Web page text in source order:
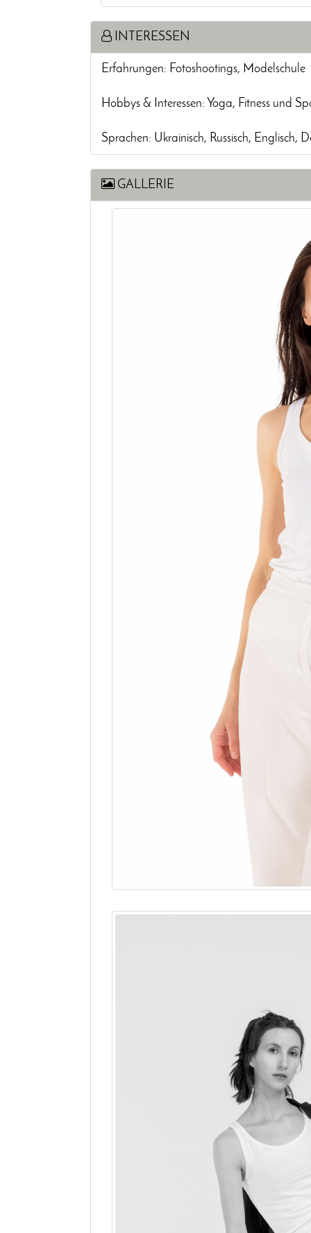
INTERESSEN
Erfahrungen: Fotoshootings, Modelschule
Hobbys & Interessen: Yoga, Fitness und
Sprachen: Ukrainisch, Russisch, Englisch,
GALLERIE